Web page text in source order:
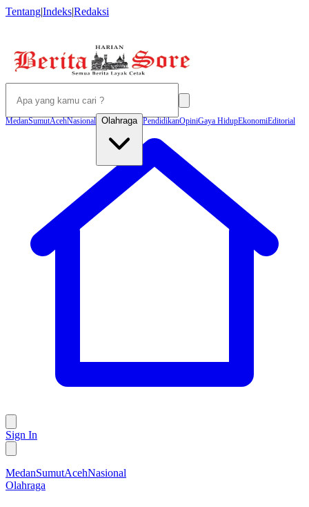
Tentang|Indeks|Redaksi
MedanSumutAcehNasional Olahraga PendidikanOpiniGaya HidupEkonomiEditorial
Sign In
MedanSumutAcehNasional
Olahraga